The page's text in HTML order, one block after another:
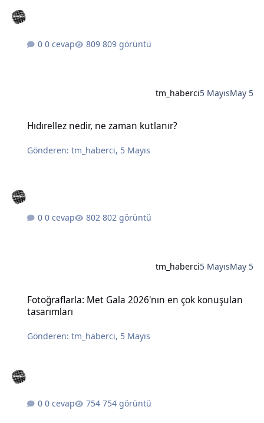
0 cevap 809 görüntü
tm_haberci5 MayısMay 5
Hıdırellez nedir, ne zaman kutlanır?
Gönderen:tm_haberci, 5 Mayıs
0 cevap 802 görüntü
tm_haberci5 MayısMay 5
Fotoğraflarla: Met Gala 2026'nın en çok konuşulan
tasarımları
Gönderen:tm_haberci, 5 Mayıs
0 cevap 754 görüntü